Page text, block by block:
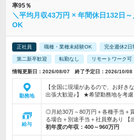
率95％
＼平均月収43万円 × 年間休日132日
OK
正社員 職種・業種未経験OK 完全週休2日
第二新卒歓迎 転勤なし リモートワーク可
情報更新日：2026/08/07 終了予定日：2026/10/08
勤務地
【全国に現場があるので、お好き
出張大歓迎♪】 ★希望勤務地を考慮
給与
◎月給30万～80万円＋各種手当＋
る場合＋別途手当＋社員寮あり 【
初年度の年収： 400～960万円